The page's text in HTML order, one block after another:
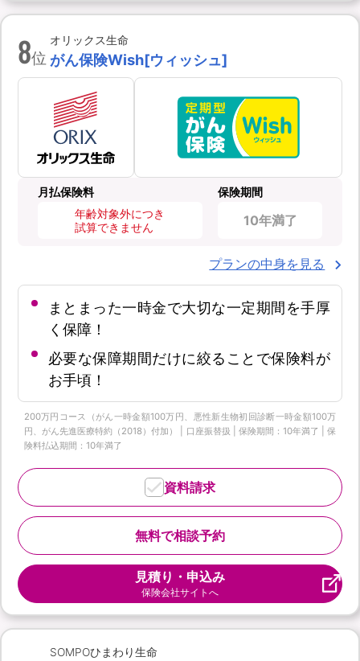
8位
オリックス生命
がん保険Wish[ウィッシュ]
月払保険料
年齢対象外につき
試算できません
保険期間
10年満了
プランの中身を見る
まとまった一時金で大切な一定期間を手厚
く保障！
必要な保障期間だけに絞ることで保険料が
お手頃！
200万円コース（がん一時金額100万円、悪性新生物初回診断一時金額100万
円、がん先進医療特約（2018）付加） | 口座振替扱 | 保険期間：10年満了 | 保
険料払込期間：10年満了
無料で相談予約
資料請求
見積り・申込み
保険会社サイトへ
SOMPOひまわり生命